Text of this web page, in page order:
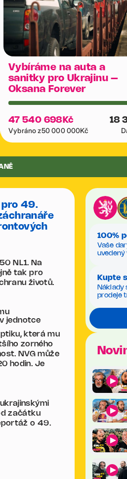
Vybíráme na auta a
sanitky pro Ukrajinu –
Oksana Forever
47 540 698 Kč 18
Vybráno z50 000 000Kč
pro 49.
NL1. Na
tak pro
životů.
jednotce
která mu
zorného
NVG může
hodin. Je
začátku
o 49.
100%
Vaše
uvedený
Kupte
Náklady
prodeje